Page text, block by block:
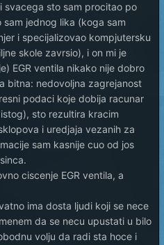
svacega sto sam procitao po
jednog lika (koga sam
i specijalizovao kompjutersku
skole zavrsio), i on mi je
EGR ventila nikako nije dobro
bitna: nedovoljna zagrejanost
podaci koje dobija racunar
sto rezultira kracim
i uredjaja vezanih za
sam kasnije cuo od jos
ciscenje EGR ventila, a
ima dosta ljudi koji se nece
da se necu upustati u bilo
volju da radi sta hoce i